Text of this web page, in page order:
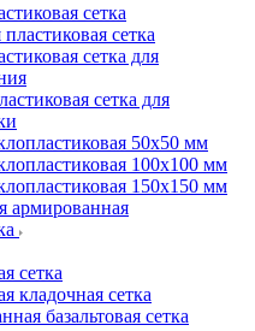
сетка
сетка
сетка для
сетка для
50x50 мм
100x100 мм
150x150 мм
армированная
сетка
кладочная сетка
базальтовая сетка